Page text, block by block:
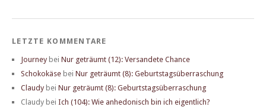
LETZTE KOMMENTARE
Journey bei Nur geträumt (12): Versandete Chance
Schokokäse bei Nur geträumt (8): Geburtstagsüberraschung
Claudy bei Nur geträumt (8): Geburtstagsüberraschung
Claudy bei Ich (104): Wie anhedonisch bin ich eigentlich?